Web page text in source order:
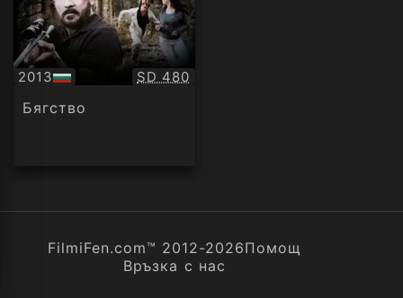
2013
БГ
аудио
Качество:
SD 480
Бягство
FilmiFen.com™ 2012-2026Помощ
Връзка с нас